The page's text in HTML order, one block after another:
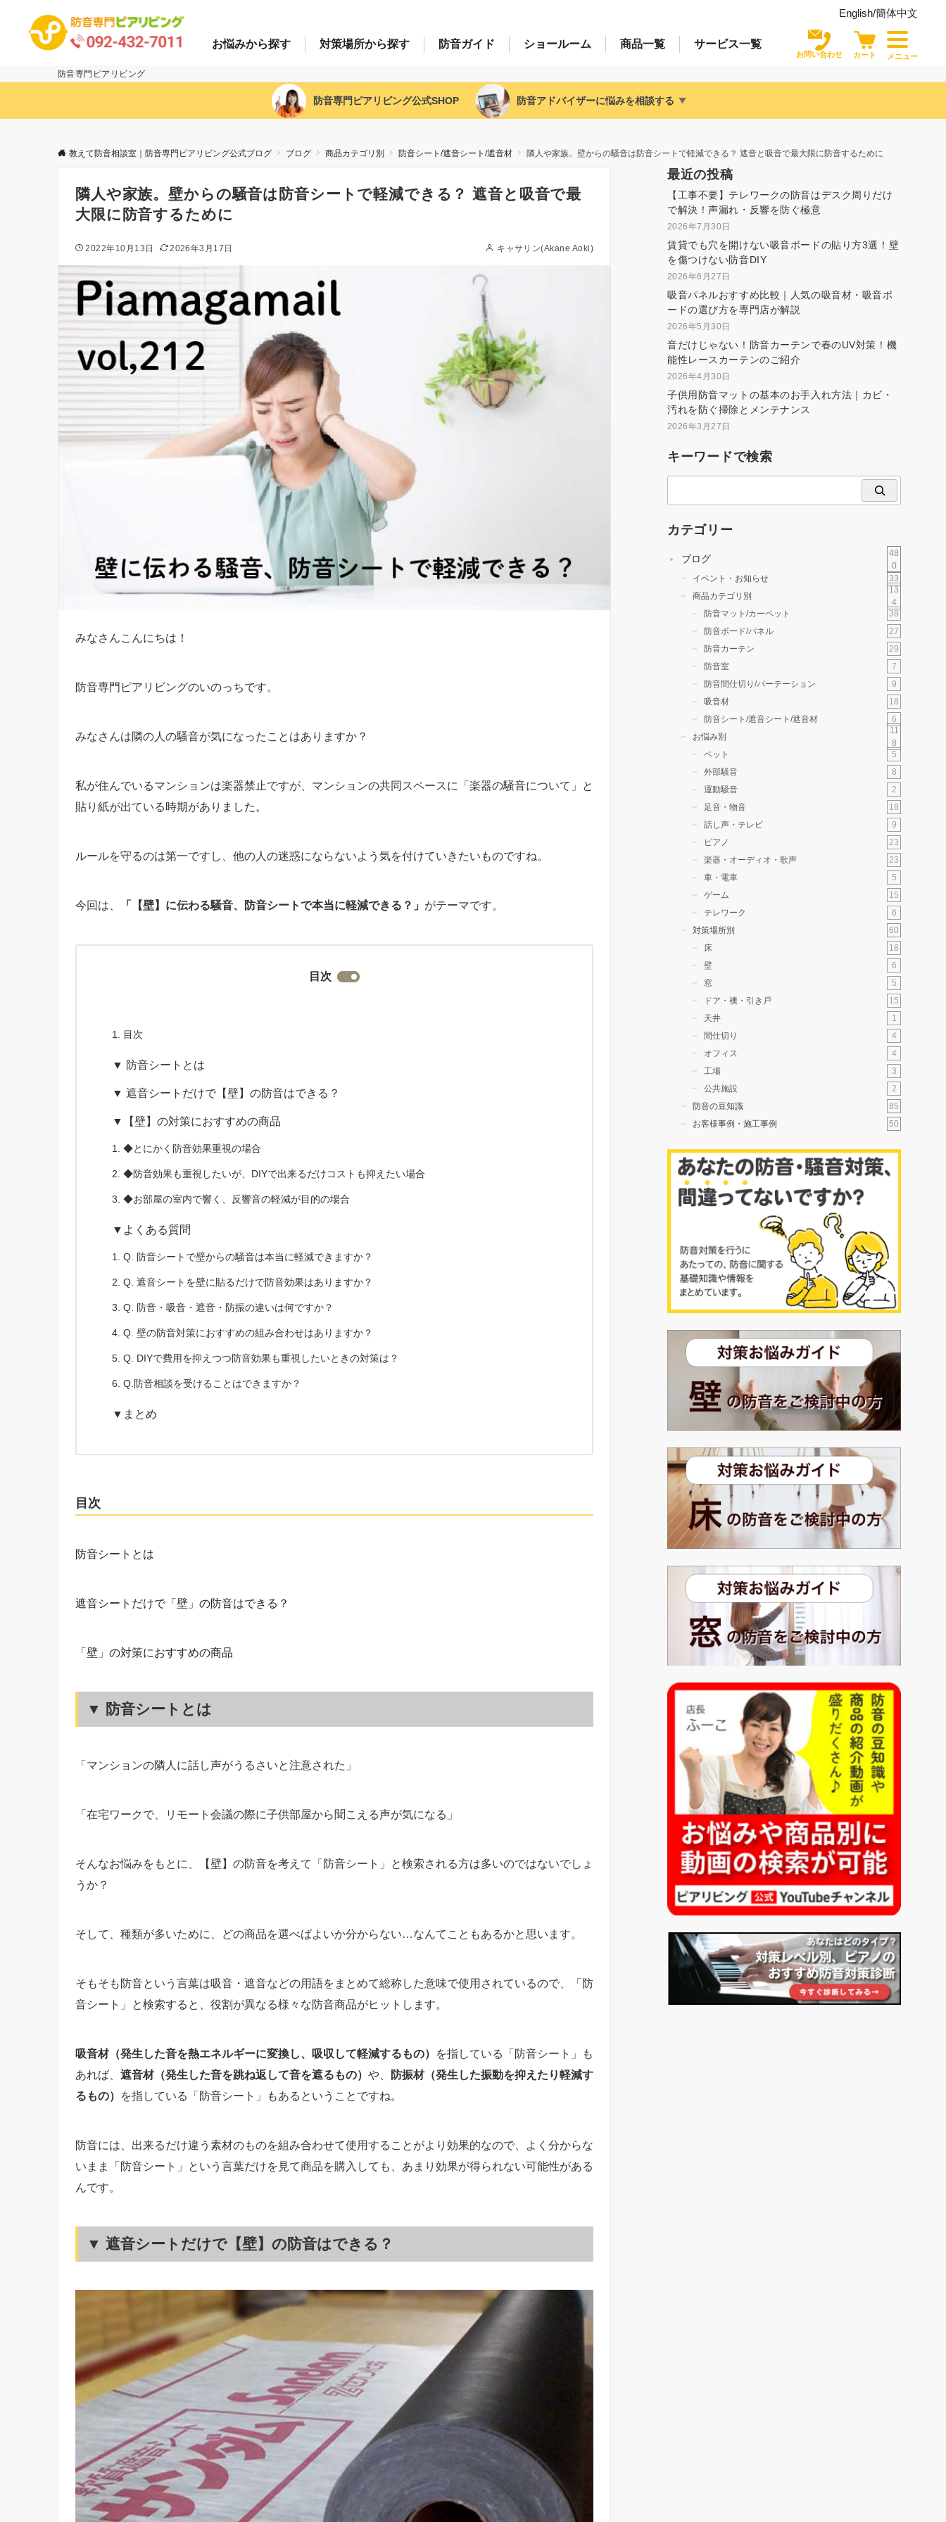
English/簡体中文
お悩みから探す 対策場所から探す 防音ガイド ショールーム 商品一覧 サービス一覧
お問い合わせ カート メニュー
防音専門ピアリビング
防音専門ピアリビング公式SHOP 防音アドバイザーに悩みを相談する
教えて防音相談室｜防音専門ピアリビング公式ブログ ブログ 商品カテゴリ別 防音シート/遮音シート/遮音材 隣人や家族。壁からの騒音は防音シートで軽減できる？ 遮音と吸音で最大限に防音するために
隣人や家族。壁からの騒音は防音シートで軽減できる？ 遮音と吸音で最
大限に防音するために
2022年10月13日 2026年3月17日 キャサリン(Akane Aoki)
みなさんこんにちは！
防音専門ピアリビングのいのっちです。
みなさんは隣の人の騒音が気になったことはありますか？
私が住んでいるマンションは楽器禁止ですが、マンションの共同スペースに「楽器の騒音について」と
貼り紙が出ている時期がありました。
ルールを守るのは第一ですし、他の人の迷惑にならないよう気を付けていきたいものですね。
今回は、 「【壁】に伝わる騒音、防音シートで本当に軽減できる？」 がテーマです。
目次
目次
▼ 防音シートとは
▼ 遮音シートだけで【壁】の防音はできる？
▼【壁】の対策におすすめの商品
◆とにかく防音効果重視の場合
◆防音効果も重視したいが、DIYで出来るだけコストも抑えたい場合
◆お部屋の室内で響く、反響音の軽減が目的の場合
▼よくある質問
Q. 防音シートで壁からの騒音は本当に軽減できますか？
Q. 遮音シートを壁に貼るだけで防音効果はありますか？
Q. 防音・吸音・遮音・防振の違いは何ですか？
Q. 壁の防音対策におすすめの組み合わせはありますか？
Q. DIYで費用を抑えつつ防音効果も重視したいときの対策は？
Q.防音相談を受けることはできますか？
▼まとめ
目次
防音シートとは
遮音シートだけで「壁」の防音はできる？
「壁」の対策におすすめの商品
▼ 防音シートとは
「マンションの隣人に話し声がうるさいと注意された」
「在宅ワークで、リモート会議の際に子供部屋から聞こえる声が気になる」
そんなお悩みをもとに、【壁】の防音を考えて「防音シート」と検索される方は多いのではないでしょ
うか？
そして、種類が多いために、どの商品を選べばよいか分からない…なんてこともあるかと思います。
そもそも防音という言葉は吸音・遮音などの用語をまとめて総称した意味で使用されているので、「防
音シート」と検索すると、役割が異なる様々な防音商品がヒットします。
吸音材（発生した音を熱エネルギーに変換し、吸収して軽減するもの）
を指している「防音シート」も
あれば、 遮音材（発生した音を跳ね返して音を遮るもの） や、
防振材（発生した振動を抑えたり軽減す
るもの）
を指している「防音シート」もあるということですね。
防音には、出来るだけ違う素材のものを組み合わせて使用することがより効果的なので、よく分からな
いまま「防音シート」という言葉だけを見て商品を購入しても、あまり効果が得られない可能性がある
んです。
▼ 遮音シートだけで【壁】の防音はできる？
最近の投稿
【工事不要】テレワークの防音はデスク周りだけ
で解決！声漏れ・反響を防ぐ極意
2026年7月30日
賃貸でも穴を開けない吸音ボードの貼り方3選！壁
を傷つけない防音DIY
2026年6月27日
吸音パネルおすすめ比較｜人気の吸音材・吸音ボ
ードの選び方を専門店が解説
2026年5月30日
音だけじゃない！防音カーテンで春のUV対策！機
能性レースカーテンのご紹介
2026年4月30日
子供用防音マットの基本のお手入れ方法｜カビ・
汚れを防ぐ掃除とメンテナンス
2026年3月27日
キーワードで検索
カテゴリー
ブログ
48
0
イベント・お知らせ
33
商品カテゴリ別
13
4
防音マット/カーペット
38
防音ボード/パネル
27
防音カーテン
29
防音室
7
防音間仕切り/パーテーション
9
吸音材
18
防音シート/遮音シート/遮音材
6
お悩み別
11
8
ペット
5
外部騒音
8
運動騒音
2
足音・物音
18
話し声・テレビ
9
ピアノ
23
楽器・オーディオ・歌声
23
車・電車
5
ゲーム
15
テレワーク
6
対策場所別
60
床
18
壁
6
窓
5
ドア・襖・引き戸
15
天井
1
間仕切り
4
オフィス
4
工場
3
公共施設
2
防音の豆知識
85
お客様事例・施工事例
50